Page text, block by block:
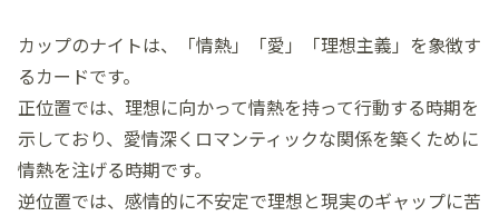
カップのナイトは、「情熱」「愛」「理想主義」を象徴す
るカードです。
正位置では、理想に向かって情熱を持って行動する時期を
示しており、愛情深くロマンティックな関係を築くために
情熱を注げる時期です。
逆位置では、感情的に不安定で理想と現実のギャップに苦